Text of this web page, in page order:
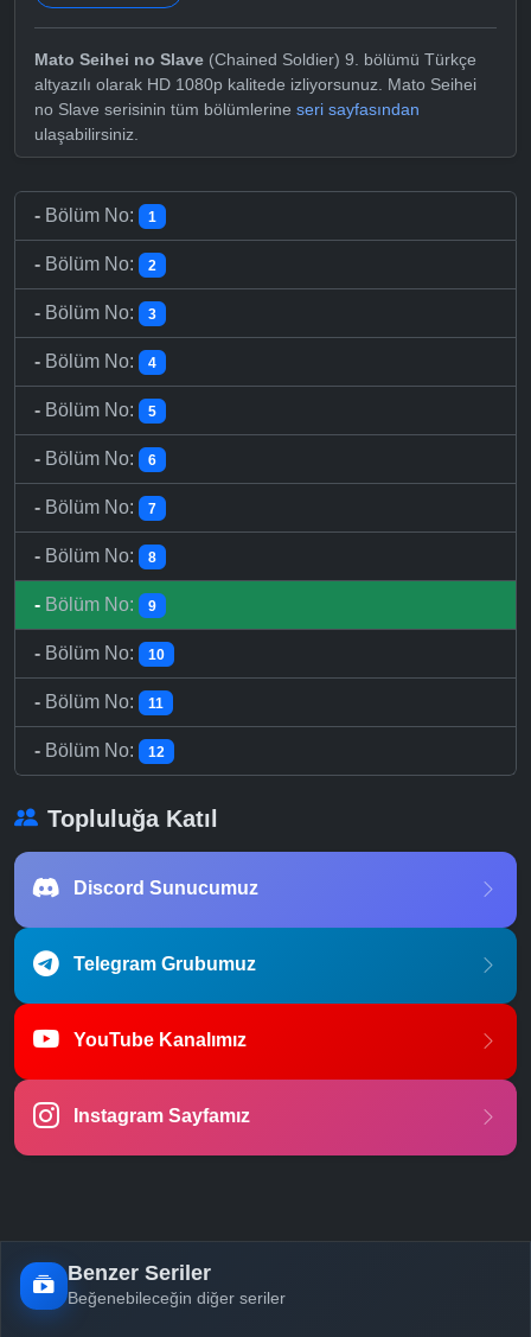
Mato Seihei no Slave (Chained Soldier) 9. bölümü Türkçe
altyazılı olarak HD 1080p kalitede izliyorsunuz. Mato Seihei
no Slave serisinin tüm bölümlerine seri sayfasından
ulaşabilirsiniz.
- Bölüm No: 1
- Bölüm No: 2
- Bölüm No: 3
- Bölüm No: 4
- Bölüm No: 5
- Bölüm No: 6
- Bölüm No: 7
- Bölüm No: 8
- Bölüm No: 9
- Bölüm No: 10
- Bölüm No: 11
- Bölüm No: 12
Topluluğa Katıl
Discord Sunucumuz
Telegram Grubumuz
YouTube Kanalımız
Instagram Sayfamız
Benzer Seriler
Beğenebileceğin diğer seriler